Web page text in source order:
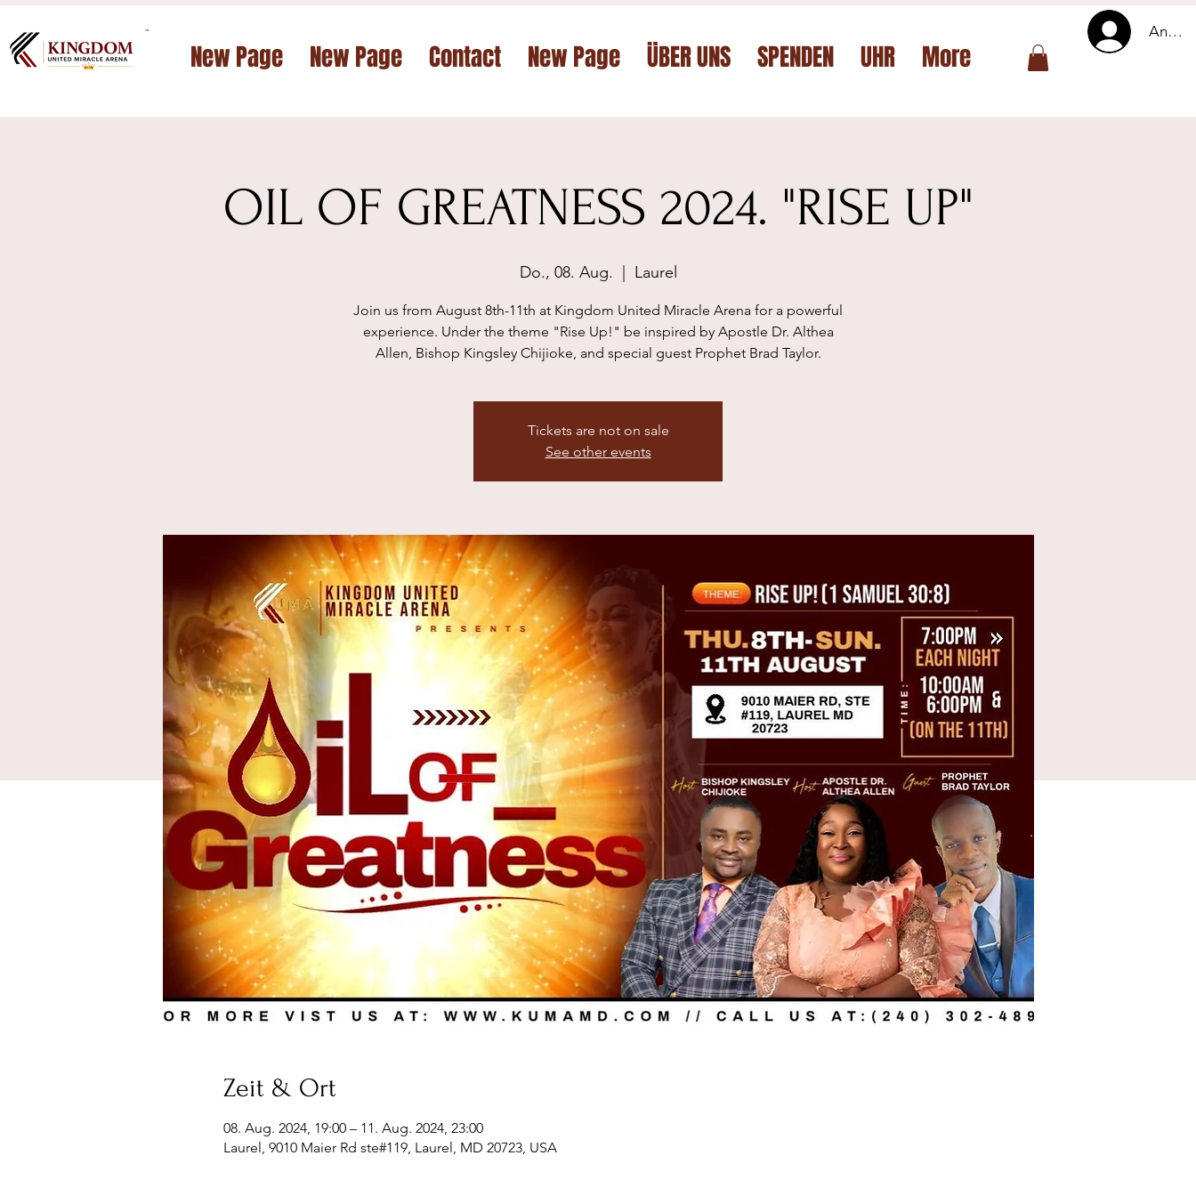
New Page New Page Contact New Page ÜBER UNS SPENDEN UHR More
™
OIL OF GREATNESS 2024. "RISE UP"
Do., 08. Aug. Laurel
Join us from August 8th-11th at Kingdom United Miracle Arena for a powerful
experience. Under the theme "Rise Up!" be inspired by Apostle Dr. Althea
Allen, Bishop Kingsley Chijioke, and special guest Prophet Brad Taylor.
Tickets are not on sale
See other events
Zeit & Ort
08. Aug. 2024, 19:00 – 11. Aug. 2024, 23:00
Laurel, 9010 Maier Rd ste#119, Laurel, MD 20723, USA